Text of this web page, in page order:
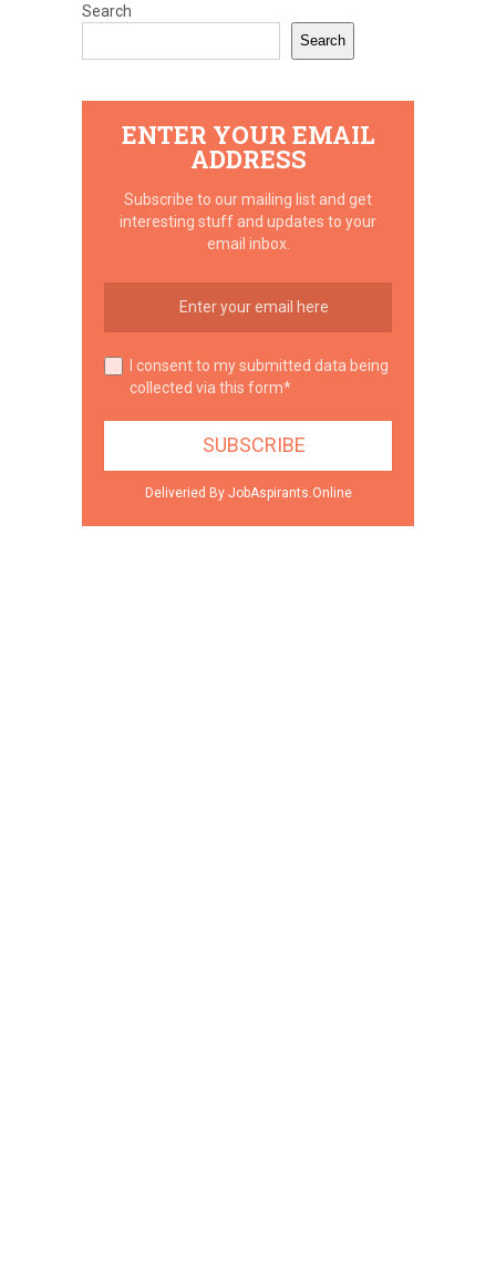
Search
Search
ENTER YOUR EMAIL
ADDRESS
Subscribe to our mailing list and get
interesting stuff and updates to your
email inbox.
I consent to my submitted data being
collected via this form*
Deliveried By JobAspirants.Online